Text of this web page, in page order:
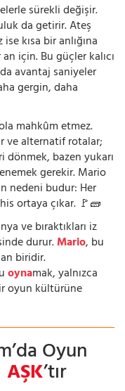
sürekli değişir.
da getirir. Ateş
kısa bir anlığına
için. Bu güçler kalıcı
avantaj saniyeler
gergin, daha
mahkûm etmez.
ve alternatif rotalar;
bazen yukarı
gerekir. Mario
nedeni budur: Her
ortaya çıkar. 🚩🧱
ve bıraktıkları iz
durur.Mario, bu
biridir.
oynamak, yalnızca
oyun kültürüne
Oyun
AŞK’tır